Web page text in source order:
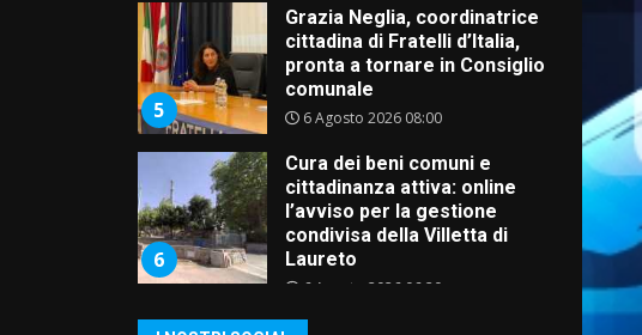
5
Grazia Neglia, coordinatrice
cittadina di Fratelli d’Italia,
pronta a tornare in Consiglio
comunale
6 Agosto 2026 08:00
6
Cura dei beni comuni e
cittadinanza attiva: online
l’avviso per la gestione
condivisa della Villetta di
Laureto
6 Agosto 2026 06:20